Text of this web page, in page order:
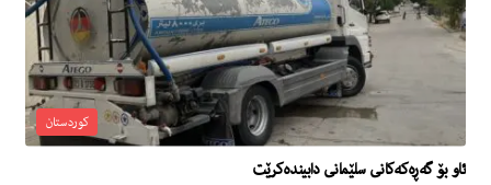
کوردستان
ئاو بۆ گه‌ڕه‌كه‌كانى سلێمانى دابینده‌كرێت